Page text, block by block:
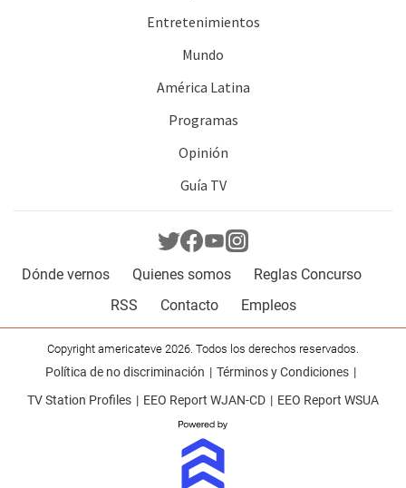
Entretenimientos
Mundo
América Latina
Programas
Opinión
Guía TV
Dónde vernos Quienes somos
Reglas Concurso
RSS
Contacto Empleos
Copyright americateve 2026. Todos los derechos reservados.
Política de no discriminación
Términos y Condiciones
TV Station Profiles
EEO Report WJAN-CD EEO Report WSUA